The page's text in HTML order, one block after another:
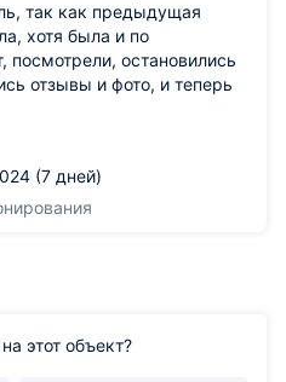
так как предыдущая
хотя была и по
посмотрели, остановились
отзывы и фото, и теперь
кровати аккуратно
(7 дней)
этот объект?